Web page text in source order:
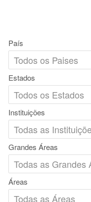
País
Estados
Instituições
Grandes Áreas
Áreas